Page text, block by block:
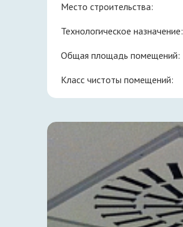
Место строительства:
Технологическое назначение:
Общая площадь помещений:
Класс чистоты помещений: